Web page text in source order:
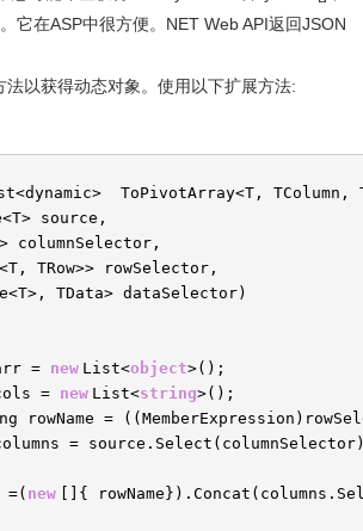
它在ASP中很方便。NET Web API返回JSON
法以获得动态对象。使用以下扩展方法:
ToPivotArray<T, TColumn,
source,
columnSelector,
TRow>> rowSelector,
TData> dataSelector)
= new List<object>();
= new List<string>();
rowName =
=
=( new []{